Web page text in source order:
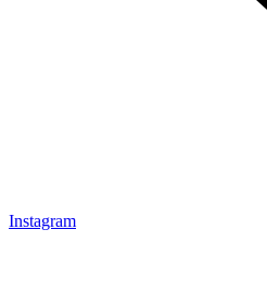
Instagram